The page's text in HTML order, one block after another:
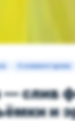
0 комментариев
слив
и